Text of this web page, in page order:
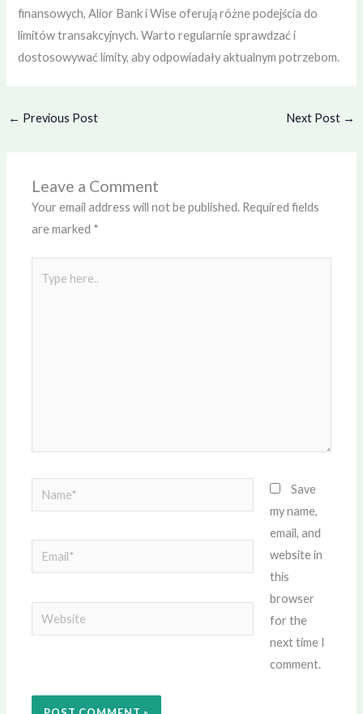
finansowych, Alior Bank i Wise oferują różne podejścia do
limitów transakcyjnych. Warto regularnie sprawdzać i
dostosowywać limity, aby odpowiadały aktualnym potrzebom.
← Previous Post Next Post →
Leave a Comment
Your email address will not be published. Required fields
are marked *
here..
Name*
Email*
Website
Save
my name,
email, and
website in
this
browser
for the
next time I
comment.